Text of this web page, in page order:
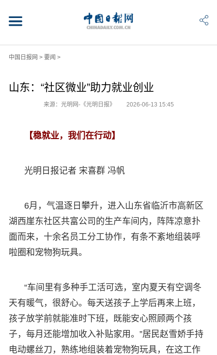
中国日报网 > 要闻 >
山东：“社区微业”助力就业创业
来源：光明网-《光明日报》 2026-06-13 15:45
【稳就业，我们在行动】
光明日报记者 宋喜群 冯帆
6月，气温逐日攀升，进入山东省临沂市高新区
湖西崖东社区共富公司的生产车间内，阵阵凉意扑
面而来，十余名员工分工协作，有条不紊地组装呼
啦圈和宠物狗玩具。
“车间里有多种手工活可选，室内夏天有空调冬
天有暖气，很舒心。每天送孩子上学后再来上班，
孩子放学前就能准时下班，既能安心照顾两个孩
子，每月还能增加收入补贴家用。”居民赵雪娇手持
电动螺丝刀，熟练地组装着宠物狗玩具，在这工作